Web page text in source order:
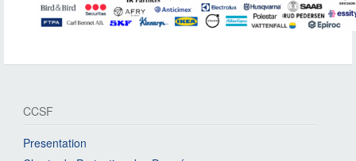
CCSF
Presentation